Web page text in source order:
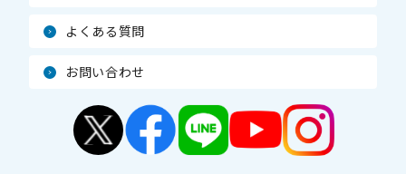
よくある質問
お問い合わせ